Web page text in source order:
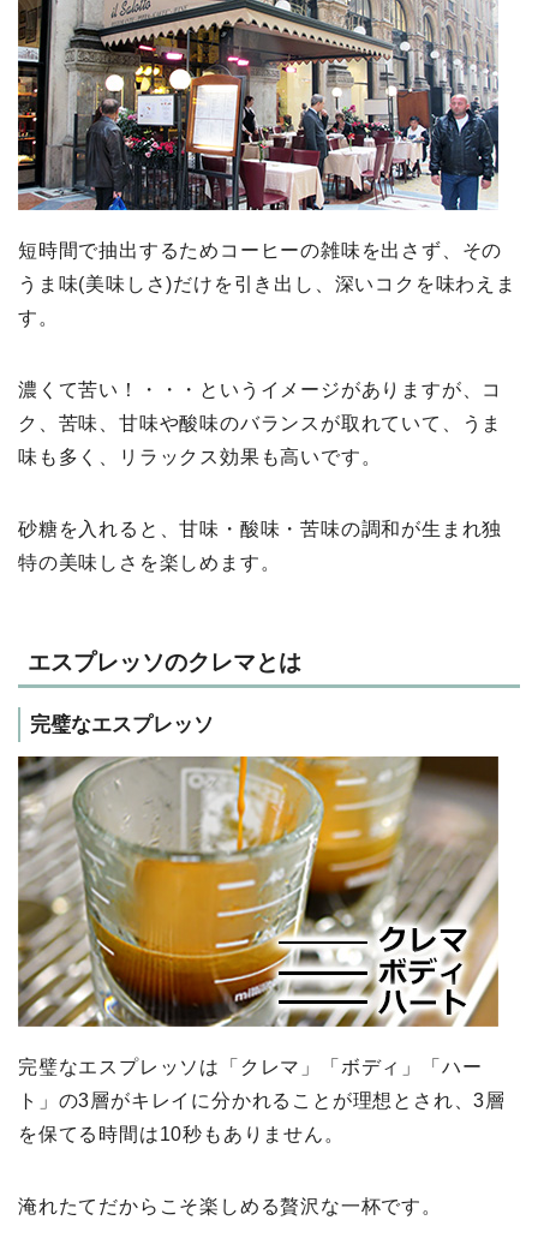
短時間で抽出するためコーヒーの雑味を出さず、その
うま味(美味しさ)だけを引き出し、深いコクを味わえま
す。
濃くて苦い！・・・というイメージがありますが、コ
ク、苦味、甘味や酸味のバランスが取れていて、うま
味も多く、リラックス効果も高いです。
砂糖を入れると、甘味・酸味・苦味の調和が生まれ独
特の美味しさを楽しめます。
エスプレッソのクレマとは
完璧なエスプレッソ
完璧なエスプレッソは「クレマ」「ボディ」「ハー
ト」の3層がキレイに分かれることが理想とされ、3層
を保てる時間は10秒もありません。
淹れたてだからこそ楽しめる贅沢な一杯です。